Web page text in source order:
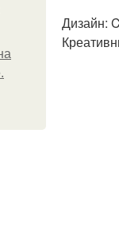
Дизайн: